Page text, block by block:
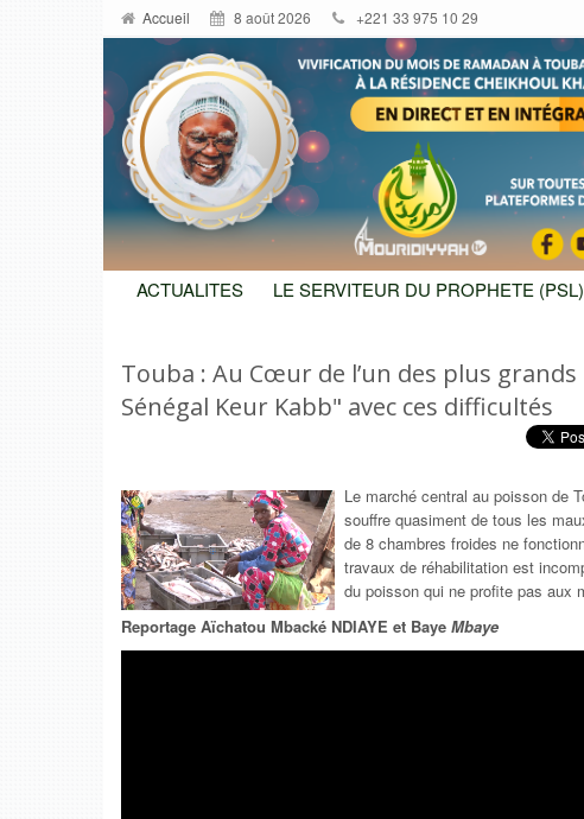
Accueil 8 août 2026 +221 33 975 10 29
ACTUALITES LE SERVITEUR DU PROPHETE (PSL)
Touba : Au Cœur de l’un des plus
Sénégal Keur Kabb" avec ces difficultés
Le marché central au poisson de
souffre quasiment de tous les
de 8 chambres froides ne
travaux de réhabilitation est
du poisson qui ne profite pas aux
Reportage Aïchatou Mbacké NDIAYE et Baye Mbaye